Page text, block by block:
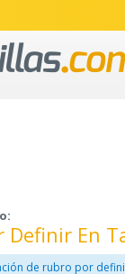
Definir En
de rubro por